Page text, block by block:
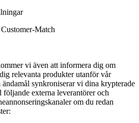
Match
vi även att informera dig om
relevanta produkter utanför vår
synkroniserar vi dina krypterade
följande externa leverantörer och
om du redan